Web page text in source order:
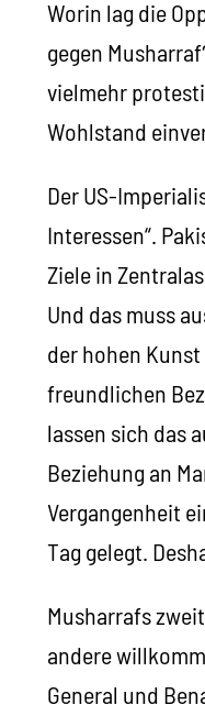
Worin lag die
gegen
vielmehr
Wohlstand
Der US-
Interessen“.
Ziele in
Und das muss
der hohen
freundlichen
lassen sich das
Beziehung an
Vergangenheit
Tag gelegt.
Musharrafs
andere
General und